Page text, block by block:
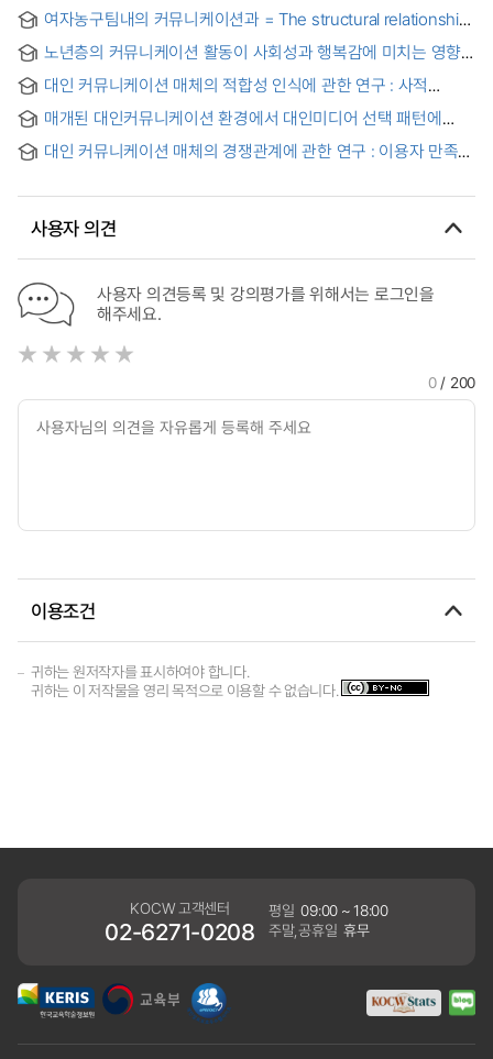
여자농구팀내의 커뮤니케이션과 = The structural relationship
Team Effectiveness in Women’s Basketball Teams
노년층의 커뮤니케이션 활동이 사회성과 행복감에 미치는 영향
sociality and happiness
대인 커뮤니케이션 매체의 적합성 인식에 관한 연구 : 사적
communication media in interpersonal communication :
focusing on the personal communication function
매개된 대인커뮤니케이션 환경에서 대인미디어 선택 패턴에
대인 커뮤니케이션 매체의 경쟁관계에 관한 연구 : 이용자 만족을
사용자 의견
사용자 의견등록 및 강의평가를 위해서는 로그인을
해주세요.
0/ 200
이용조건
귀하는 원저작자를 표시하여야 합니다.
귀하는 이 저작물을 영리 목적으로 이용할 수 없습니다.
KOCW 고객센터
02-6271-0208
평일 09:00 ~ 18:00
주말,공휴일 휴무